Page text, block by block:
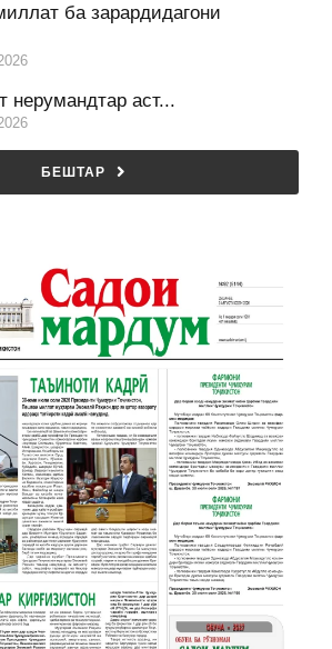
ба зарардидагони
нерумандтар аст...
БЕШТАР